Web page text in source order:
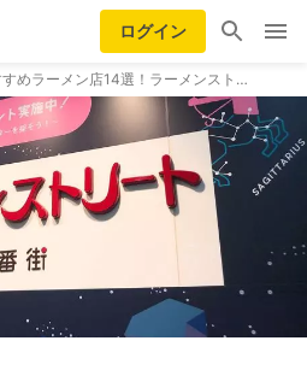
ログイン
めラーメン店14選！ラーメンスト…